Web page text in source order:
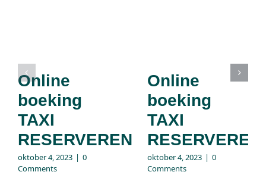
Online
boeking
TAXI
RESERVEREN
oktober 4, 2023 | 0
Comments
Online
boeking
TAXI
RESERVEREN
oktober 4, 2023 | 0
Comments